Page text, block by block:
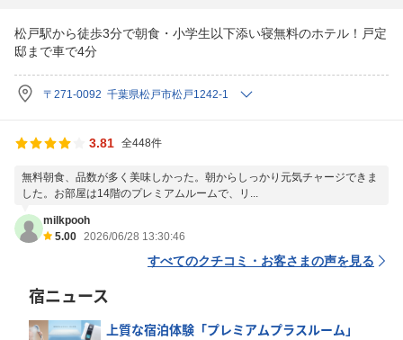
松戸駅から徒歩3分で朝食・小学生以下添い寝無料のホテル！戸定
邸まで車で4分
〒271-0092 千葉県松戸市松戸1242-1
3.81 全448件
無料朝食、品数が多く美味しかった。朝からしっかり元気チャージできま
した。お部屋は14階のプレミアムルームで、リ...
milkpooh
5.00 2026/06/28 13:30:46
すべてのクチコミ・お客さまの声を見る
宿ニュース
上質な宿泊体験「プレミアムプラスルーム」